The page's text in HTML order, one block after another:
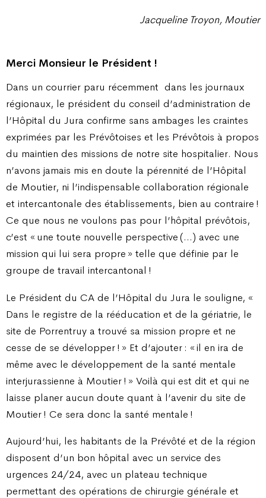
Jacqueline Troyon, Moutier
Merci Monsieur le Président !
Dans un courrier paru récemment dans les journaux
régionaux, le président du conseil d’administration de
l’Hôpital du Jura confirme sans ambages les craintes
exprimées par les Prévôtoises et les Prévôtois à propos
du maintien des missions de notre site hospitalier. Nous
n’avons jamais mis en doute la pérennité de l’Hôpital
de Moutier, ni l’indispensable collaboration régionale
et intercantonale des établissements, bien au contraire !
Ce que nous ne voulons pas pour l’hôpital prévôtois,
c’est « une toute nouvelle perspective (…) avec une
mission qui lui sera propre » telle que définie par le
groupe de travail intercantonal !
Le Président du CA de l’Hôpital du Jura le souligne, «
Dans le registre de la rééducation et de la gériatrie, le
site de Porrentruy a trouvé sa mission propre et ne
cesse de se développer ! » Et d’ajouter : « il en ira de
même avec le développement de la santé mentale
interjurassienne à Moutier ! » Voilà qui est dit et qui ne
laisse planer aucun doute quant à l’avenir du site de
Moutier ! Ce sera donc la santé mentale !
Aujourd’hui, les habitants de la Prévôté et de la région
disposent d’un bon hôpital avec un service des
urgences 24/24, avec un plateau technique
permettant des opérations de chirurgie générale et